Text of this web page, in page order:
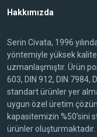
Hakkımızda
Serin Civata, 1996
yöntemiyle yüksek
uzmanlaşmıştır. Ürün
603, DIN 912, DIN 7984,
standart ürünler yer
uygun özel üretim
kapasitemizin %50’sini
ürünler oluşturmaktadır.